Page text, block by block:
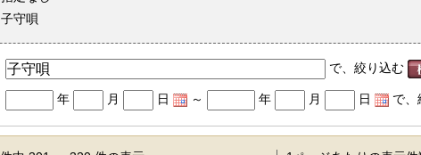
子守唄
で、絞り込む
年 月 日 ～ 年 月 日 で